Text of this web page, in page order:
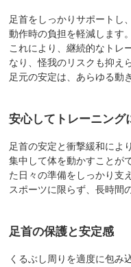
足首をしっかりサポートし
動作時の負担を軽減します。
これにより、継続的なトレ
なり、怪我のリスクも抑え
足元の安定は、あらゆる動
安心してトレーニング
足首の安定と衝撃緩和によ
集中して体を動かすことが
た日々の準備をしっかり支
スポーツに限らず、長時間
足首の保護と安定感
くるぶし周りを適度に包み